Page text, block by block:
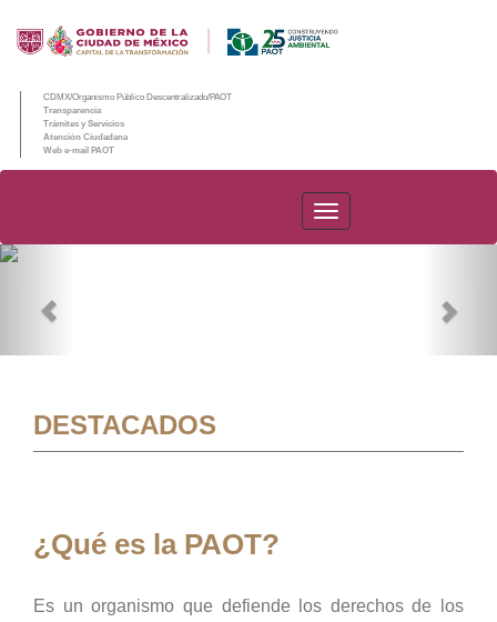
CDMX/Organismo Público Descentralizado/PAOT
Transparencia
Trámites y Servicios
Atención Ciudadana
Web e-mail PAOT
PAOT
DESTACADOS
¿Qué es la PAOT?
Es un organismo que defiende los derechos de los